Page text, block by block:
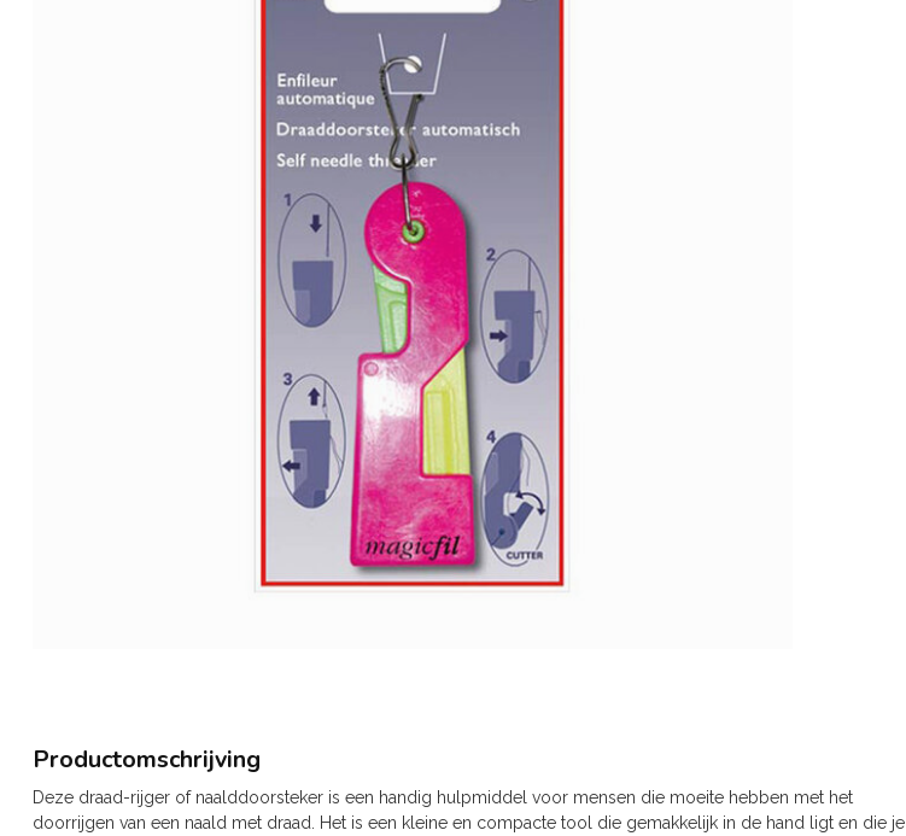
Productomschrijving
Deze draad-rijger of naalddoorsteker is een handig hulpmiddel voor mensen die moeite hebben met het
doorrijgen van een naald met draad. Het is een kleine en compacte tool die gemakkelijk in de hand ligt en die je